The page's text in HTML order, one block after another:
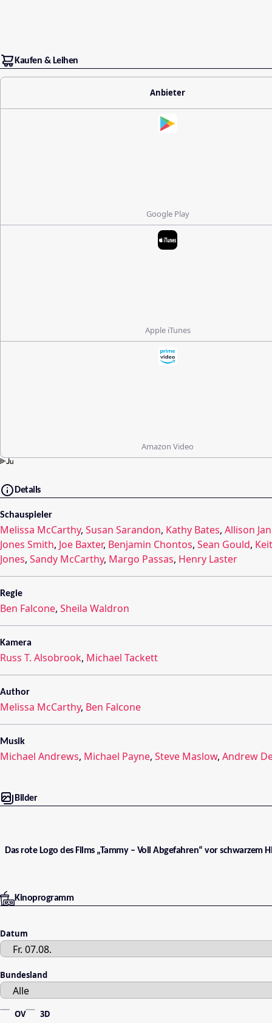
Kaufen & Leihen
Anbieter
Google Play
Apple iTunes
Amazon Video
Details
Schauspieler
Melissa McCarthy, Susan Sarandon, Kathy Bates, Allison
Jones Smith, Joe Baxter, Benjamin Chontos, Sean Gould,
Jones, Sandy McCarthy, Margo Passas, Henry Laster
Regie
Ben Falcone, Sheila Waldron
Kamera
Russ T. Alsobrook, Michael Tackett
Author
Melissa McCarthy, Ben Falcone
Musik
Michael Andrews, Michael Payne, Steve Maslow, Andrew
Bilder
Das rote Logo des Films „Tammy – Voll Abgefahren“ vor schwarzem
Kinoprogramm
Datum
Bundesland
OV 3D